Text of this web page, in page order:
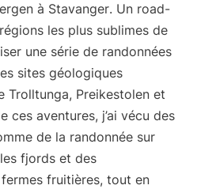
à Stavanger. Un road-
les plus sublimes de
une série de randonnées
sites géologiques
Trolltunga, Preikestolen et
ces aventures, j’ai vécu des
de la randonnée sur
fjords et des
fruitières, tout en